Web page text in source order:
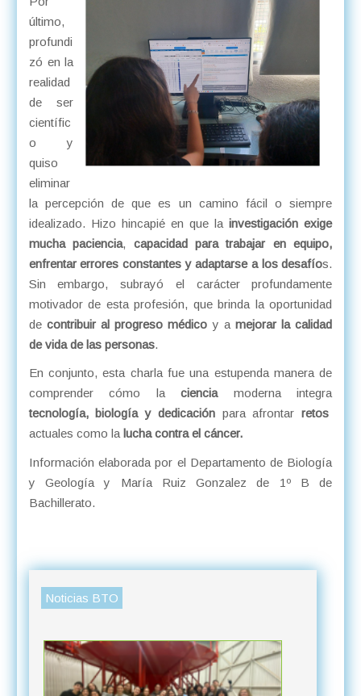
último,
profundi
zó en la
realidad
de ser
científic
o y
quiso
eliminar
la percepción de que es un camino fácil o siempre
idealizado. Hizo hincapié en que la investigación exige
mucha paciencia, capacidad para trabajar en equipo,
enfrentar errores constantes y adaptarse a los desafíos.
Sin embargo, subrayó el carácter profundamente
motivador de esta profesión, que brinda la oportunidad
de contribuir al progreso médico y a mejorar la calidad
de vida de las personas.
En conjunto, esta charla fue una estupenda manera de
comprender cómo lacienciamoderna integra
tecnología, biología y dedicación para afrontar retos
actuales como lalucha contra el cáncer.
Información elaborada por el Departamento de Biología
y Geología y María Ruiz Gonzalez de 1º B de
Bachillerato.
Noticias BTO